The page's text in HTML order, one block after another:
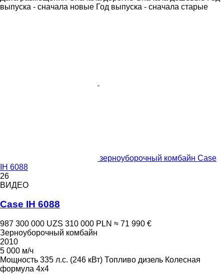
выпуска - сначала новые Год выпуска - сначала старые
зерноуборочный комбайн Case
IH 6088
26
ВИДЕО
Case IH 6088
987 300 000 UZS 310 000 PLN ≈ 71 990 €
Зерноуборочный комбайн
2010
5 000 м/ч
Мощность 335 л.с. (246 кВт) Топливо дизель Колесная
формула 4x4